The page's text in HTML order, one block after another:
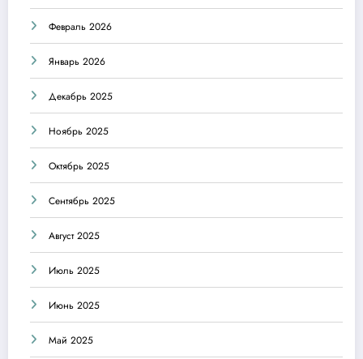
Февраль 2026
Январь 2026
Декабрь 2025
Ноябрь 2025
Октябрь 2025
Сентябрь 2025
Август 2025
Июль 2025
Июнь 2025
Май 2025